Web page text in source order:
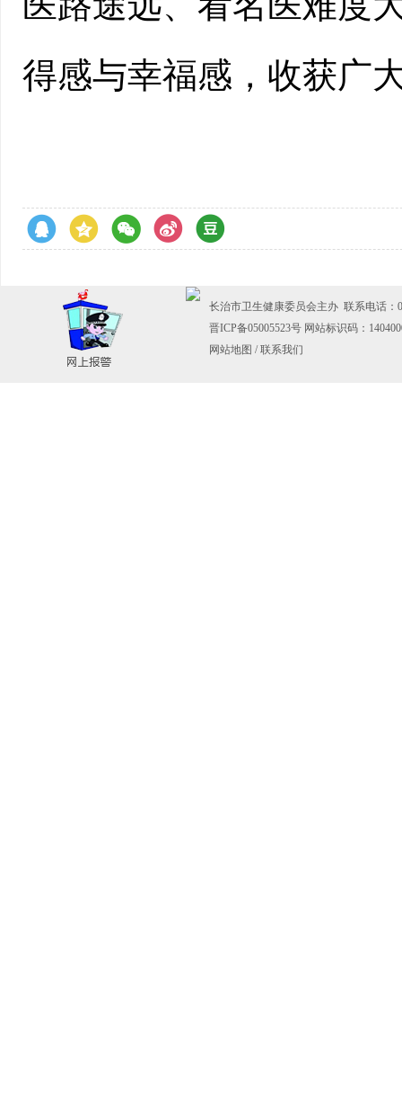
得感与幸福感，收获广
长治市卫生健康委员会主办 联系电话：
晋ICP备05005523号 网站标识码：
网站地图 / 联系我们